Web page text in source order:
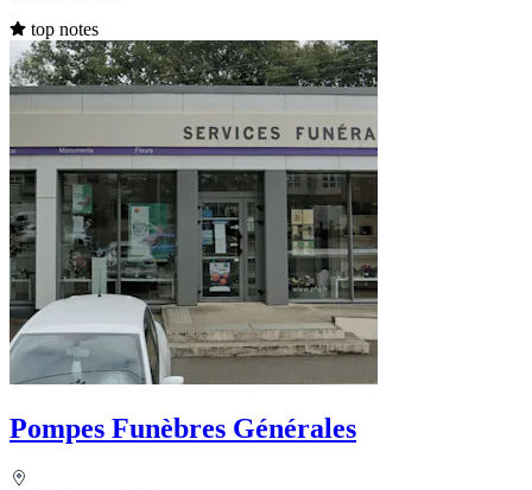
top notes
Pompes Funèbres Générales